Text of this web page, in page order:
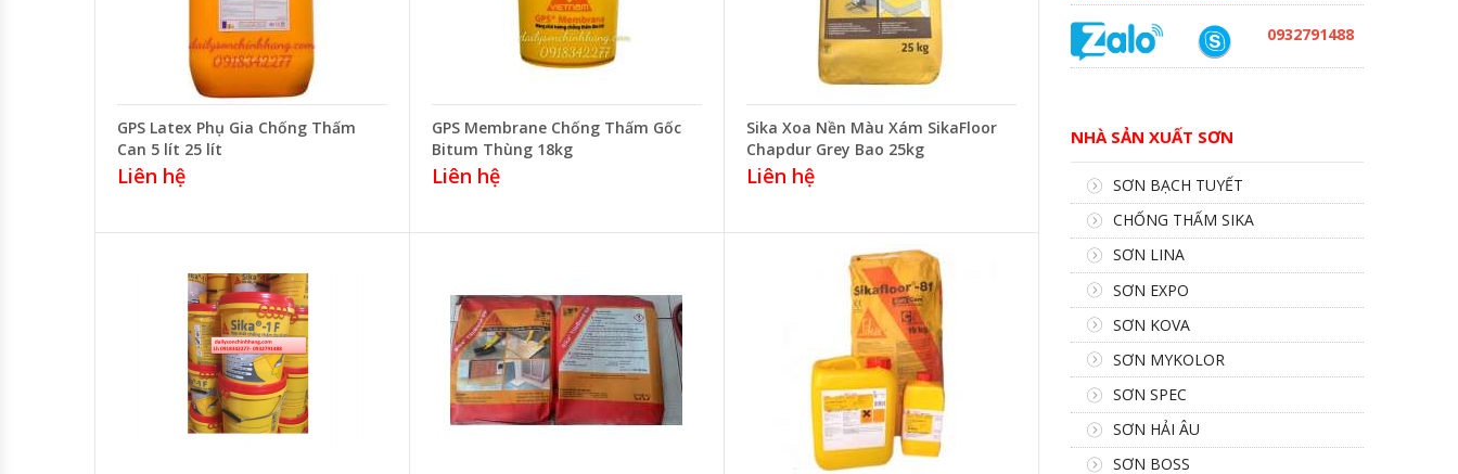
GPS Latex Phụ Gia Chống Thấm
Can 5 lít 25 lít
Liên hệ
GPS Membrane Chống Thấm Gốc
Bitum Thùng 18kg
Liên hệ
Sika Xoa Nền Màu Xám SikaFloor
Chapdur Grey Bao 25kg
Liên hệ
0932791488
NHÀ SẢN XUẤT SƠN
SƠN BẠCH TUYẾT
CHỐNG THẤM SIKA
SƠN LINA
SƠN EXPO
SƠN KOVA
SƠN MYKOLOR
SƠN SPEC
SƠN HẢI ÂU
SƠN BOSS